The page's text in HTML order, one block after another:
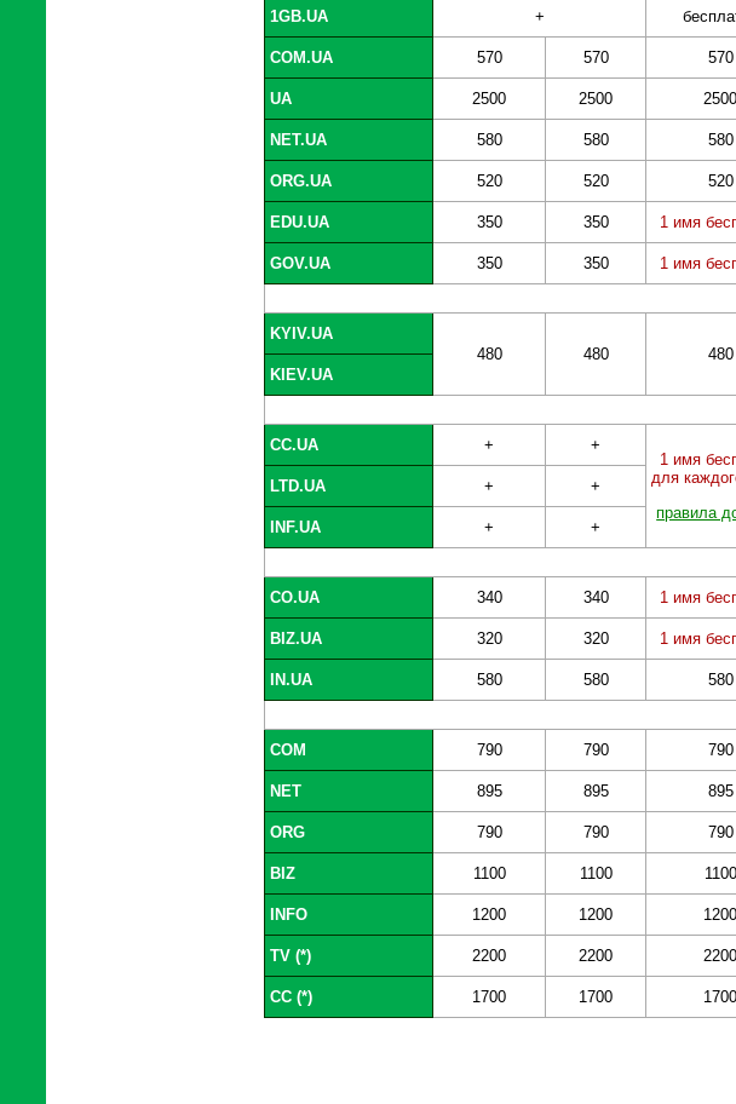
1GB.UA +
COM.UA 570 570 570
UA 2500 2500 2500
NET.UA 580 580 580
ORG.UA 520 520 520
EDU.UA 350 350 1 имя
GOV.UA 350 350 1 имя
KYIV.UA
480
480
480
KIEV.UA
CC.UA +
+
1 имя
для
правила
LTD.UA + +
INF.UA + +
CO.UA 340 340 1 имя
BIZ.UA 320 320 1 имя
IN.UA 580 580 580
COM 790 790 790
NET 895 895 895
ORG 790 790 790
BIZ 1100 1100 1100
INFO 1200 1200 1200
TV (*) 2200 2200 2200
CC (*) 1700 1700 1700